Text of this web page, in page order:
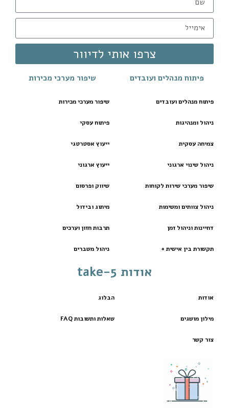
אודות take-5
אודות הבלוג
מילון מושגים שאלות ותשובות FAQ
צור קשר
שיפור מערכי מכירות
שיפור מערכי מכירות
פיתוח עסקי
ייעוץ אסטרטגי
ייעוץ ארגוני
שיווק ופרסום
מיתוג ובידול
תרבות חזון וערכים
ניהול משברים
פיתוח מנהלים ועובדים
פיתוח מנהלים ועובדים
ניהול ומנהיגות
צמיחה עסקית
ניהול שינוי ארגוני
שיפור מערכי שירות לקוחות
ניהול צוותים ומשימות
דחיינות וניהול זמן
תקשורת בין אישית +
צרפו אותי לדיוור